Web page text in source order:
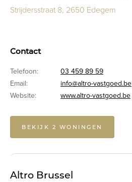
Strijdersstraat 8, 2650 Edegem
Contact
Telefoon:
03 459 89 59
Email:
info@altro-vastgoed.be
Website:
www.altro-vastgoed.be
BEKIJK 2 WONINGEN
Altro Brussel